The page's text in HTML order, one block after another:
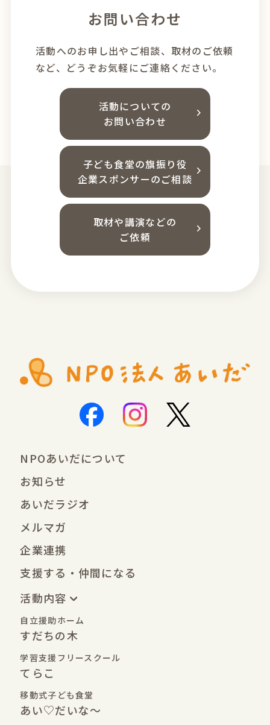
お問い合わせ
活動へのお申し出やご相談、 取材のご依頼
など、どうぞお気軽にご連絡ください。
活動についての
お問い合わせ
子ども食堂の旗振り役
企業スポンサーのご相談
取材や講演などの
ご依頼
NPOあいだについて
お知らせ
あいだラジオ
メルマガ
企業連携
支援する・仲間になる
活動内容
自立援助ホーム
すだちの木
学習支援フリースクール
てらこ
移動式子ども食堂
あい♡だいな〜